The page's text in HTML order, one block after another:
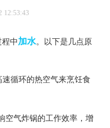
12:53:43
中加水。以下是几点原
循环的热空气来烹饪食
空气炸锅的工作效率，增